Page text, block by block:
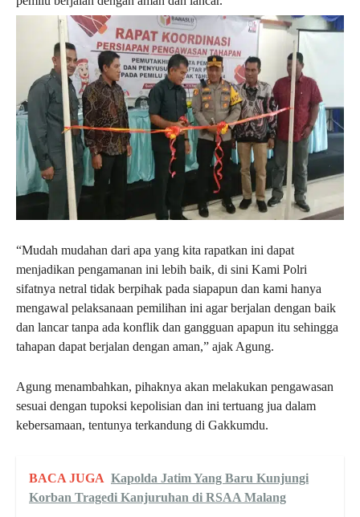
“Mudah mudahan dari apa yang kita rapatkan ini dapat
menjadikan pengamanan ini lebih baik, di sini Kami Polri
sifatnya netral tidak berpihak pada siapapun dan kami hanya
mengawal pelaksanaan pemilihan ini agar berjalan dengan baik
dan lancar tanpa ada konflik dan gangguan apapun itu sehingga
tahapan dapat berjalan dengan aman,” ajak Agung.
Agung menambahkan, pihaknya akan melakukan pengawasan
sesuai dengan tupoksi kepolisian dan ini tertuang jua dalam
kebersamaan, tentunya terkandung di Gakkumdu.
BACA JUGA Kapolda Jatim Yang Baru Kunjungi
Korban Tragedi Kanjuruhan di RSAA Malang